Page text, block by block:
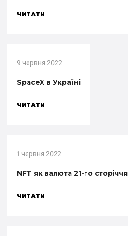
ЧИТАТИ
9 червня 2022
SpaceX в Україні
ЧИТАТИ
1 червня 2022
NFT як валюта 21-го сторіччя
ЧИТАТИ